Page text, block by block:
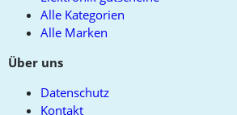
Alle Kategorien
Alle Marken
Über uns
Datenschutz
Kontakt